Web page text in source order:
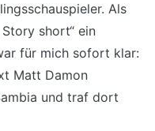
Als
short“ ein
für mich sofort klar:
Matt Damon
und traf dort